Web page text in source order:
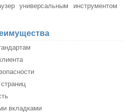
универсальным инструментом
вкладками